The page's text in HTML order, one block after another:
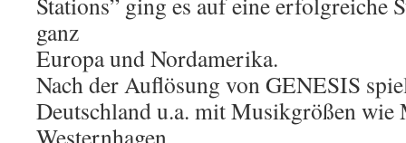
ganz
Europa und Nordamerika.
Nach der Auflösung von GENESIS
Deutschland u.a. mit Musikgrößen
Westernhagen